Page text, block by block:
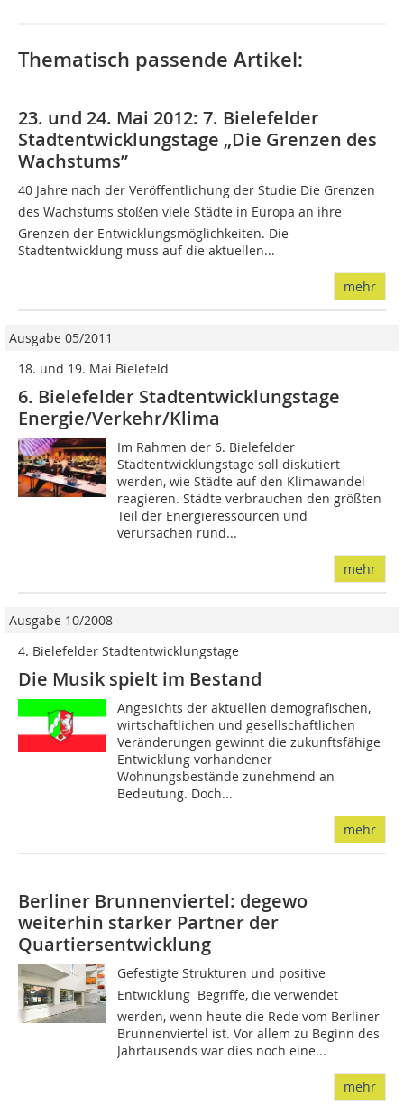
Thematisch passende Artikel:
23. und 24. Mai 2012: 7. Bielefelder
Stadtentwicklungstage „Die Grenzen des
Wachstums”
40 Jahre nach der Veröffentlichung der Studie Die Grenzen
des Wachstums stoßen viele Städte in Europa an ihre
Grenzen der Entwicklungsmöglichkeiten. Die
Stadtentwicklung muss auf die aktuellen...
mehr
Ausgabe 05/2011
18. und 19. Mai Bielefeld
6. Bielefelder Stadtentwicklungstage
Energie/Verkehr/Klima
Im Rahmen der 6. Bielefelder
Stadtentwicklungstage soll diskutiert
werden, wie Städte auf den Klimawandel
reagieren. Städte verbrauchen den größten
Teil der Energieressourcen und
verursachen rund...
mehr
Ausgabe 10/2008
4. Bielefelder Stadtentwicklungstage
Die Musik spielt im Bestand
Angesichts der aktuellen demografischen,
wirtschaftlichen und gesellschaftlichen
Veränderungen gewinnt die zu­­kunftsfähige
Entwicklung vorhandener
Wohnungsbestände zunehmend an
Bedeutung. Doch...
mehr
Berliner Brunnenviertel: degewo
weiterhin starker Partner der
Quartiersentwicklung
Gefestigte Strukturen und positive
Entwicklung  Begriffe, die verwendet
werden, wenn heute die Rede vom Berliner
Brunnenviertel ist. Vor allem zu Beginn des
Jahrtausends war dies noch eine...
mehr